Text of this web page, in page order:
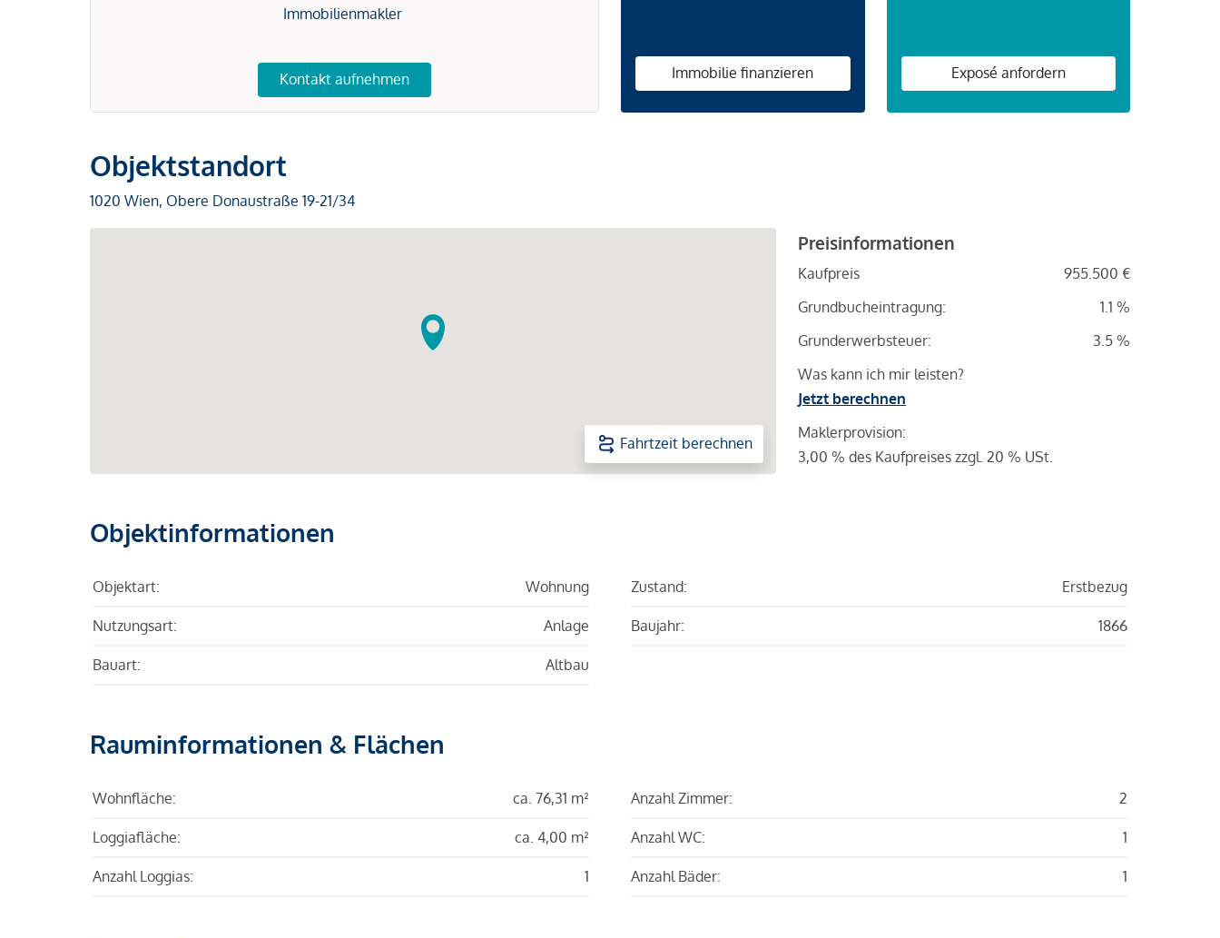
Immobilienmakler
Kontakt aufnehmen Immobilie finanzieren Exposé anfordern
Objektstandort
1020 Wien, Obere Donaustraße 19-21/34
Fahrtzeit berechnen
Preisinformationen
Kaufpreis
955.500 €
Grundbucheintragung:
1.1 %
Grunderwerbsteuer:
3.5 %
Was kann ich mir leisten?
Jetzt berechnen
Maklerprovision:
3,00 % des Kaufpreises zzgl. 20 % USt.
Objektinformationen
Objektart: Wohnung
Nutzungsart: Anlage
Bauart: Altbau
Zustand: Erstbezug
Baujahr: 1866
Rauminformationen & Flächen
Wohnfläche: ca. 76,31 m²
Loggiafläche: ca. 4,00 m²
Anzahl Loggias: 1
Anzahl Zimmer: 2
Anzahl WC: 1
Anzahl Bäder: 1